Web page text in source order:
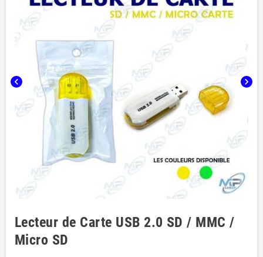
chevron_left chevron_right
Lecteur de Carte USB 2.0 SD / MMC /
Micro SD